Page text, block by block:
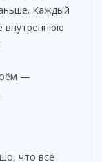
Каждый
внутреннюю
—
что всё